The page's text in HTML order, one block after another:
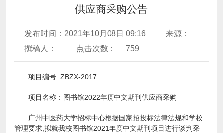
供应商采购公告
发布时间：2021年10月08日 09:16
来源：
撰稿人：
点击次数： 759
项目编号: ZBZX-2017
项目名称：图书馆2022年度中文期刊供应商采购
广州中医药大学招标中心根据国家招投标法律法规和学校
管理要求,拟就我校图书馆2021年度中文期刊项目进行谈判采